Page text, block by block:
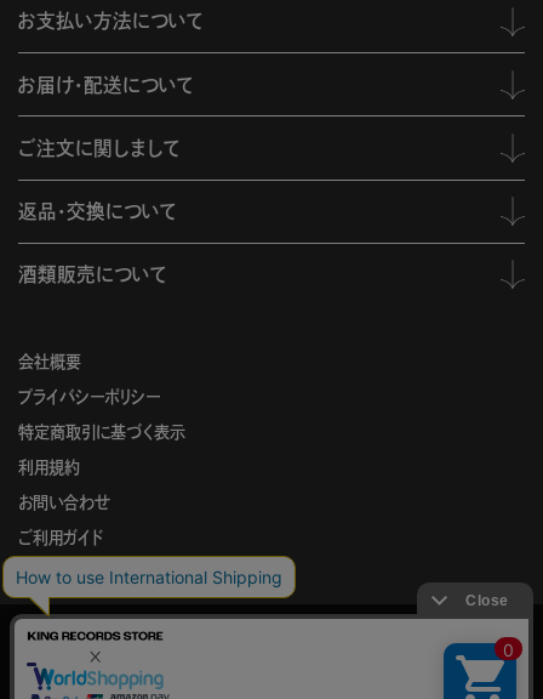
会社概要
プライバシーポリシー
特定商取引に基づく表示
利用規約
お問い合わせ
ご利用ガイド
KING
RECORDS
お支払い方法について
お届け・配送について
ご注文に関しまして
返品・交換について
酒類販売について
このサイトでは、サイトの利便性向上を目的に、Cookieを使用していま
す。